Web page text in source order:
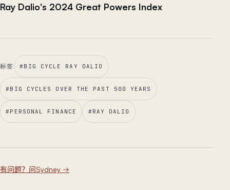
Ray Dalio's 2024 Great Powers Index
标签 #BIG CYCLE RAY DALIO
#BIG CYCLES OVER THE PAST 500 YEARS
#PERSONAL FINANCE #RAY DALIO
有问题？问Sydney →